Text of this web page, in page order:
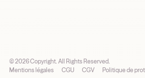
©2026Copyright. All Rights Reserved.
Mentions légales
CGU CGV Politique de